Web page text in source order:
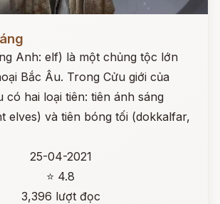
Anh: elf) là một chủng tộc lớn
Bắc Âu. Trong Cửu giới của
có hai loại tiên: tiên ánh sáng
elves) và tiên bóng tối (dokkalfar,
25-04-2021
⭐ 4.8
3,396 lượt đọc